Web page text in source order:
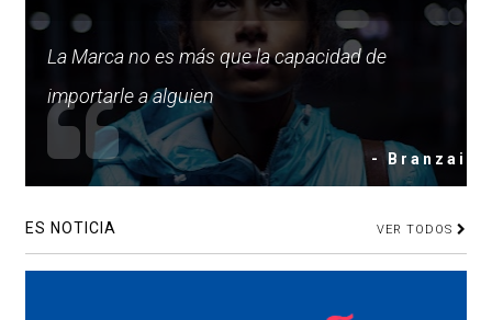
La Marca no es más que la capacidad de
importarle a alguien
- Branzai
ES NOTICIA VER TODOS